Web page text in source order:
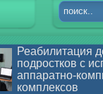
Реабилитация
подростков с
аппаратно-
комплексов